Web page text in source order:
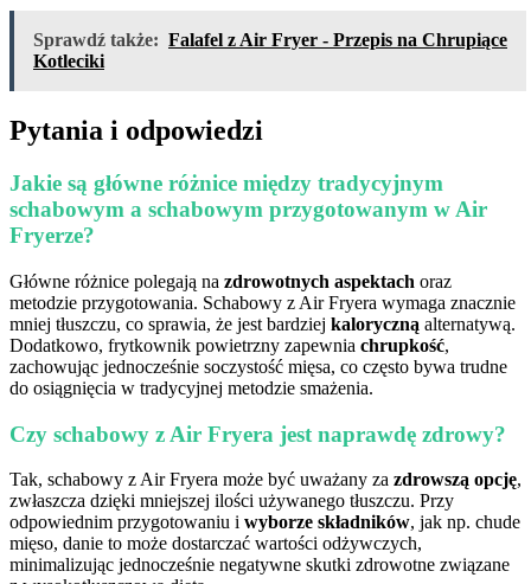
Sprawdź także: Falafel z Air Fryer - Przepis na Chrupiące
Kotleciki
Pytania i odpowiedzi
Jakie są główne różnice między tradycyjnym
schabowym a schabowym przygotowanym w Air
Fryerze?
Główne różnice polegają na zdrowotnych aspektach oraz
metodzie przygotowania. Schabowy z Air Fryera wymaga znacznie
mniej tłuszczu, co sprawia, że jest bardziej kaloryczną alternatywą.
Dodatkowo, frytkownik powietrzny zapewnia chrupkość,
zachowując jednocześnie soczystość mięsa, co często bywa trudne
do osiągnięcia w tradycyjnej metodzie smażenia.
Czy schabowy z Air Fryera jest naprawdę zdrowy?
Tak, schabowy z Air Fryera może być uważany za zdrowszą opcję,
zwłaszcza dzięki mniejszej ilości używanego tłuszczu. Przy
odpowiednim przygotowaniu i wyborze składników, jak np. chude
mięso, danie to może dostarczać wartości odżywczych,
minimalizując jednocześnie negatywne skutki zdrowotne związane